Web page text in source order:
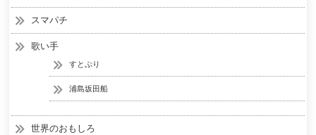
スマパチ
歌い手
すとぷり
浦島坂田船
世界のおもしろ